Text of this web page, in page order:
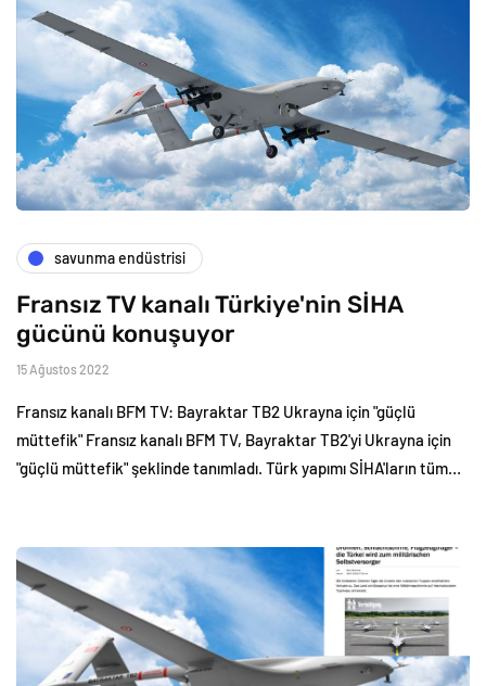
savunma endüstrisi
Fransız TV kanalı Türkiye'nin SİHA
gücünü konuşuyor
15 Ağustos 2022
Fransız kanalı BFM TV: Bayraktar TB2 Ukrayna için "güçlü
müttefik" Fransız kanalı BFM TV, Bayraktar TB2'yi Ukrayna için
"güçlü müttefik" şeklinde tanımladı. Türk yapımı SİHA'ların tüm…